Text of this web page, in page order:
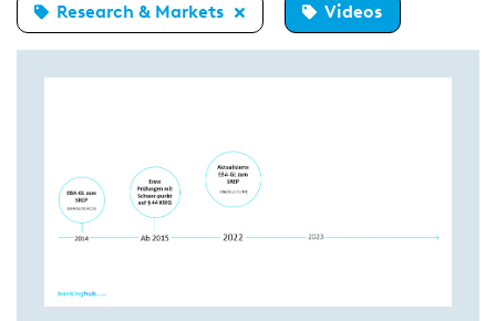
Research & Markets Videos